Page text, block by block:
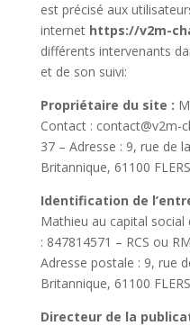
est précisé aux
internet https://v2m-
différents intervenants
et de son suivi:
Propriétaire du site :
Contact : contact@v2m-
37– Adresse : 9, rue de
Britannique, 61100 FLERS
Identification de
Mathieu au capital social
: 847814571 – RCS ou
Adresse postale : 9, rue
Britannique, 61100 FLERS
Directeur de la